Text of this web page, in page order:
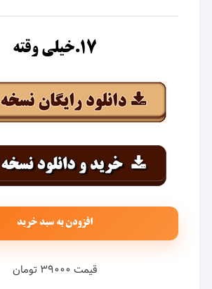
۱۷.خیلی وقته
افزودن به سبد خرید
قیمت ۳۹۰۰۰ تومان